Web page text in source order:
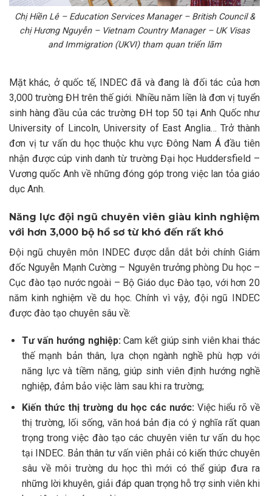
Chị Hiền Lê – Education Services Manager – British Council &
chị Hương Nguyễn – Vietnam Country Manager – UK Visas
and Immigration (UKVI) tham quan triển lãm
Mặt khác, ở quốc tế, INDEC đã và đang là đối tác của hơn
3,000 trường ĐH trên thế giới. Nhiều năm liền là đơn vị tuyển
sinh hàng đầu của các trường ĐH top 50 tại Anh Quốc như
University of Lincoln, University of East Anglia… Trở thành
đơn vị tư vấn du học thuộc khu vực Đông Nam Á đầu tiên
nhận được cúp vinh danh từ trường Đại học Huddersfield –
Vương quốc Anh về những đóng góp trong việc lan tỏa giáo
dục Anh.
Năng lực đội ngũ chuyên viên giàu kinh nghiệm
với hơn 3,000 bộ hồ sơ từ khó đến rất khó
Đội ngũ chuyên môn INDEC được dẫn dắt bởi chính Giám
đốc Nguyễn Mạnh Cường – Nguyên trưởng phòng Du học –
Cục đào tạo nước ngoài – Bộ Giáo dục Đào tạo, với hơn 20
năm kinh nghiệm về du học. Chính vì vậy, đội ngũ INDEC
được đào tạo chuyên sâu về:
Tư vấn hướng nghiệp:Cam kết giúp sinh viên khai thác
thế mạnh bản thân, lựa chọn ngành nghề phù hợp với
năng lực và tiềm năng, giúp sinh viên định hướng nghề
nghiệp, đảm bảo việc làm sau khi ra trường;
Kiến thức thị trường du học các nước:Việc hiểu rõ về
thị trường, lối sống, văn hoá bản địa có ý nghĩa rất quan
trọng trong việc đào tạo các chuyên viên tư vấn du học
tại INDEC. Bản thân tư vấn viên phải có kiến thức chuyên
sâu về môi trường du học thì mới có thể giúp đưa ra
những lời khuyên, giải đáp quan trọng hỗ trợ sinh viên khi